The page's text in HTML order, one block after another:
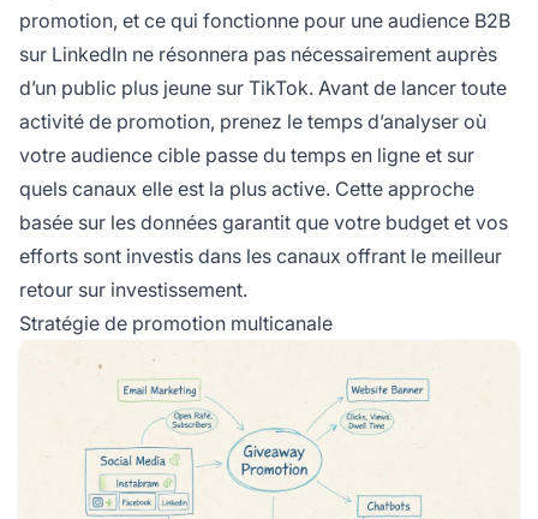
promotion, et ce qui fonctionne pour une audience B2B
sur LinkedIn ne résonnera pas nécessairement auprès
d’un public plus jeune sur TikTok. Avant de lancer toute
activité de promotion, prenez le temps d’analyser où
votre audience cible passe du temps en ligne et sur
quels canaux elle est la plus active. Cette approche
basée sur les données garantit que votre budget et vos
efforts sont investis dans les canaux offrant le meilleur
retour sur investissement.
Stratégie de promotion multicanale